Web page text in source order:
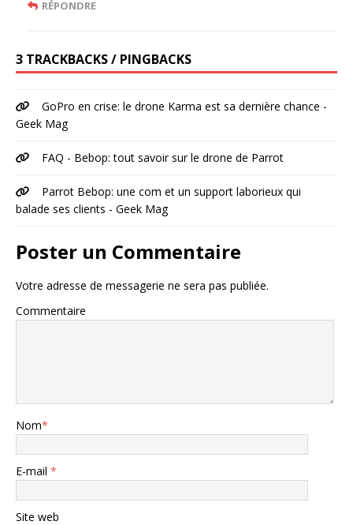
RÉPONDRE
3 TRACKBACKS / PINGBACKS
GoPro en crise: le drone Karma est sa dernière chance -
Geek Mag
FAQ - Bebop: tout savoir sur le drone de Parrot
Parrot Bebop: une com et un support laborieux qui
balade ses clients - Geek Mag
Poster un Commentaire
Votre adresse de messagerie ne sera pas publiée.
Commentaire
Nom*
E-mail *
Site web